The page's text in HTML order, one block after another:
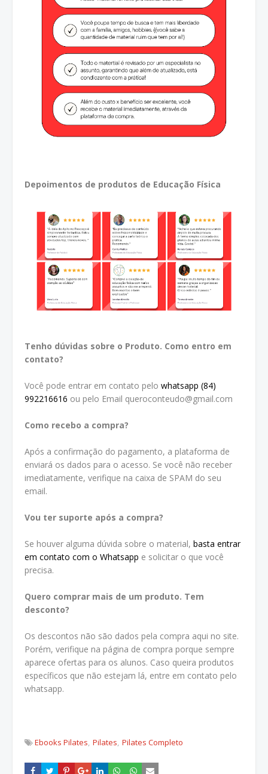
Depoimentos de produtos de Educação Física
Tenho dúvidas sobre o Produto. Como entro em
contato?
Você pode entrar em contato pelo whatsapp (84)
992216616 ou pelo Email queroconteudo@gmail.com
Como recebo a compra?
Após a confirmação do pagamento, a plataforma de
enviará os dados para o acesso. Se você não receber
imediatamente, verifique na caixa de SPAM do seu
email.
Vou ter suporte após a compra?
Se houver alguma dúvida sobre o material, basta entrar
em contato com o Whatsapp e solicitar o que você
precisa.
Quero comprar mais de um produto. Tem
desconto?
Os descontos não são dados pela compra aqui no site.
Porém, verifique na página de compra porque sempre
aparece ofertas para os alunos. Caso queira produtos
específicos que não estejam lá, entre em contato pelo
whatsapp.
Ebooks Pilates Pilates Pilates Completo